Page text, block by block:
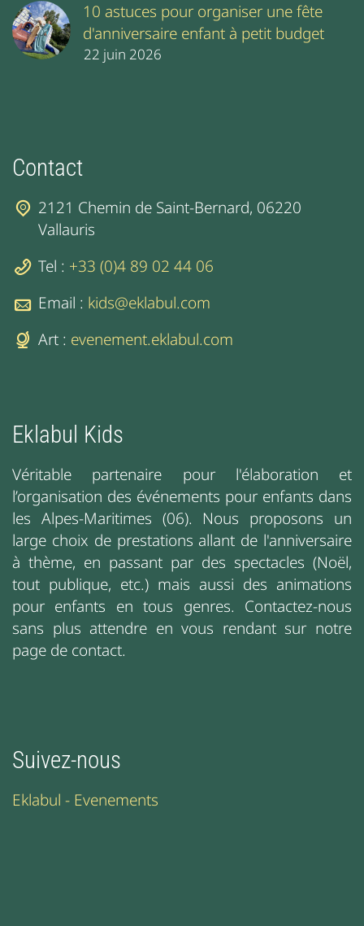
10 astuces pour organiser une fête
d'anniversaire enfant à petit budget
22 juin 2026
Contact
2121 Chemin de Saint-Bernard, 06220
Vallauris
Tel : +33 (0)4 89 02 44 06
Email : kids@eklabul.com
Art : evenement.eklabul.com
Eklabul Kids
Véritable partenaire pour l'élaboration et
l’organisation des événements pour enfants dans
les Alpes-Maritimes (06). Nous proposons un
large choix de prestations allant de l'anniversaire
à thème, en passant par des spectacles (Noël,
tout publique, etc.) mais aussi des animations
pour enfants en tous genres. Contactez-nous
sans plus attendre en vous rendant sur notre
page de contact.
Suivez-nous
Eklabul - Evenements